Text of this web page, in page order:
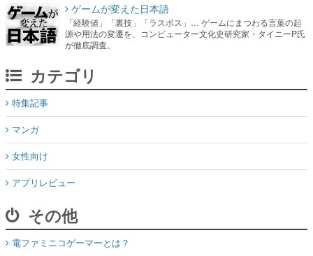
ゲームが変えた日本語
「経験値」「裏技」「ラスボス」… ゲームにまつわる言葉の起
源や用法の変遷を、コンピューター文化史研究家・タイニーP氏
が徹底調査。
カテゴリ
特集記事
マンガ
女性向け
アプリレビュー
その他
電ファミニコゲーマーとは？